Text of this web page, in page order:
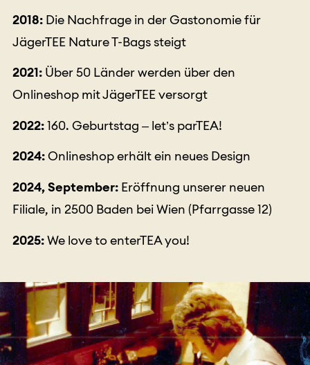
2018:Die Nachfrage in der Gastonomie für
JägerTEE Nature T-Bags steigt
2021:Über 50 Länder werden über den
Onlineshop mit JägerTEE versorgt
2022:160. Geburtstag – let’s parTEA!
2024:Onlineshop erhält ein neues Design
2024, September:Eröffnung unserer neuen
Filiale, in 2500 Baden bei Wien (Pfarrgasse 12)
2025:We love to enterTEA you!